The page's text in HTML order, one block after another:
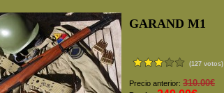
GARAND M1
(127 votos)
Precio anterior: 310.00€